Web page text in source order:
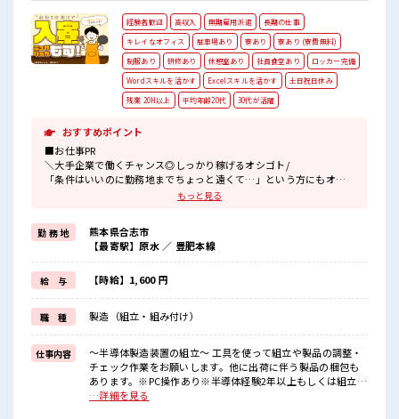
経験者歓迎 高収入 無期雇用派遣
長期の仕事
キレイなオフィス
駐車場あり 寮あり
寮あり (寮費無料)
制服あり
研修あり 休憩室あり 社員食堂あり
ロッカー完備
Wordスキルを活かす
Excelスキルを活かす
土日祝日休み
残業 20H以上
平均年齢20代 30代が活躍
おすすめポイント
■お仕事PR
＼大手企業で働くチャンス◎しっかり稼げるオシゴト/
「条件はいいのに勤務地までちょっと遠くて…」という方にもオス
TV/冷蔵庫/洗濯機/エアコンなどは備え付け！
駐車場完備なのでマイカー持ち込みOK！
赴任時は現地までの移動交通費も規定支給！
【無期雇用派遣】
◎当社と期間制限のない雇用契約を結んだ上で、
派遣先で働けます◎
■最短即日入社決定！
条件があえば応募のその日に入社決定もできる！
■最短3営業日で入寮も可！
※就業先による/規定有
もっと見る
勤 務 地
熊本県合志市
【最寄駅】原水 ／ 豊肥本線
給 与 【時給】1,600 円
職 種 製造（組立・組み付け）
仕事内容
～半導体製造装置の組立～ 工具を使って組立や製品の調整・
チェック作業をお願いします。他に出荷に伴う製品の梱包も
あります。※PC操作あり※半導体経験2年以上もしくは組立経
験1年以上ある方 ※寮アリのお仕事！一人暮らしスタートにも
…詳細を見る